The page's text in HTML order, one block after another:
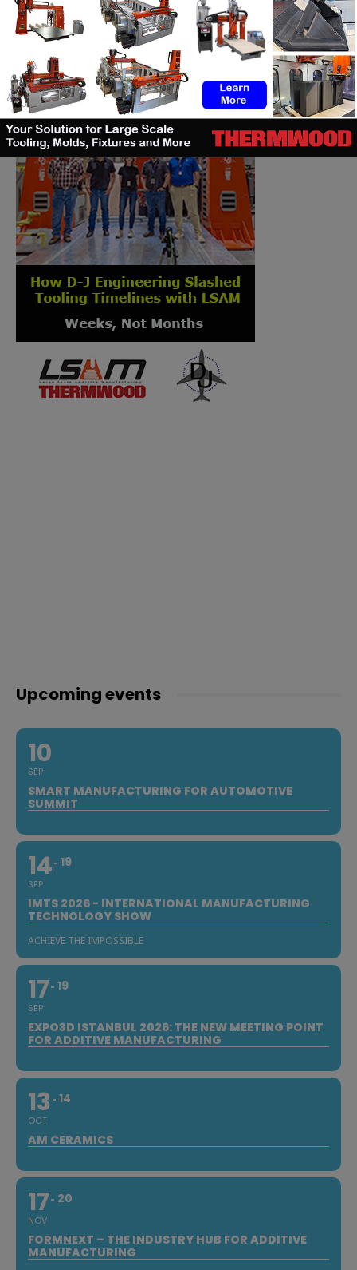
Upcoming events
10
SEP
SMART MANUFACTURING FOR AUTOMOTIVE
SUMMIT
14
SEP
19
IMTS 2026 - INTERNATIONAL MANUFACTURING
TECHNOLOGY SHOW
ACHIEVE THE IMPOSSIBLE
17
SEP
19
EXPO3D ISTANBUL 2026: THE NEW MEETING POINT
FOR ADDITIVE MANUFACTURING
13
OCT
14
AM CERAMICS
17
NOV
20
FORMNEXT – THE INDUSTRY HUB FOR ADDITIVE
MANUFACTURING